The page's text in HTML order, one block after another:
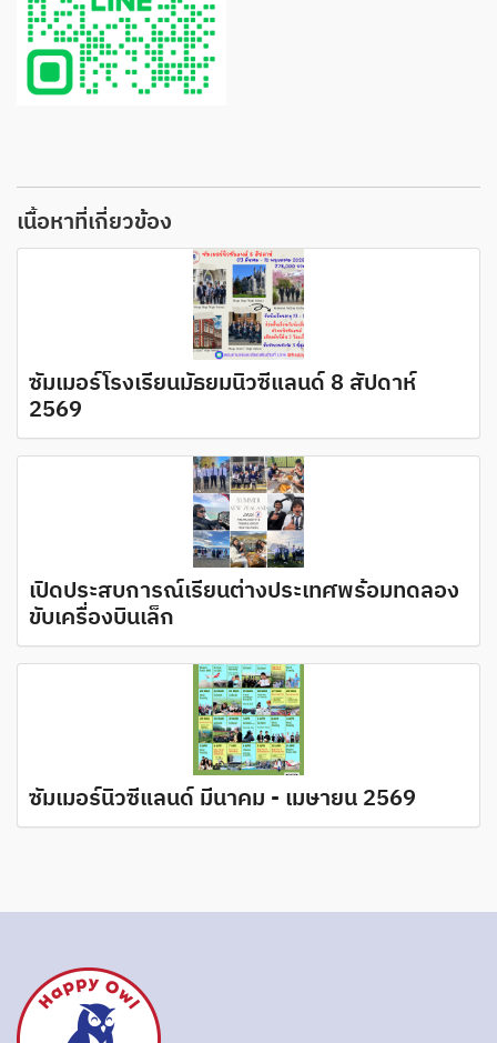
เนื้อหาที่เกี่ยวข้อง
ซัมเมอร์โรงเรียนมัธยมนิวซีแลนด์ 8 สัปดาห์
2569
เปิดประสบการณ์เรียนต่างประเทศพร้อมทดลอง
ขับเครื่องบินเล็ก
ซัมเมอร์นิวซีแลนด์ มีนาคม - เมษายน 2569